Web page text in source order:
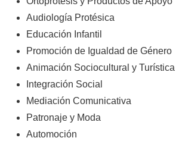
Audiología Protésica
Educación Infantil
Promoción de Igualdad de Género
Animación Sociocultural y Turística
Integración Social
Mediación Comunicativa
Patronaje y Moda
Automoción